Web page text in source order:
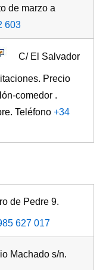
de marzo a
603
C/ El Salvador
Precio
comedor .
Teléfono +34
de Pedre 9.
627 017
Machado s/n.